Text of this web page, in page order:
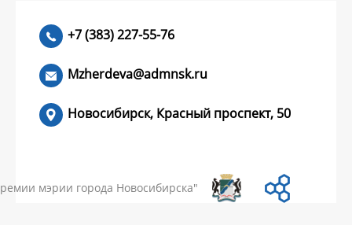
+7 (383) 227-55-76
Mzherdeva@admnsk.ru
Новосибирск, Красный проспект, 50
мэрии города Новосибирска"